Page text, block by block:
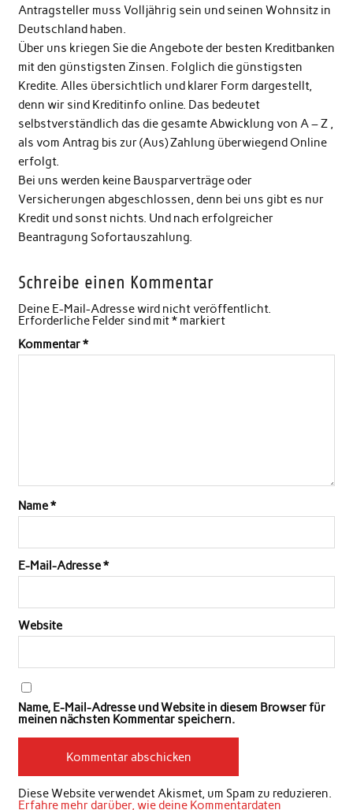
Antragsteller muss Volljährig sein und seinen Wohnsitz in
Deutschland haben.
Über uns kriegen Sie die Angebote der besten Kreditbanken
mit den günstigsten Zinsen. Folglich die günstigsten
Kredite. Alles übersichtlich und klarer Form dargestellt,
denn wir sind Kreditinfo online. Das bedeutet
selbstverständlich das die gesamte Abwicklung von A – Z ,
als vom Antrag bis zur (Aus) Zahlung überwiegend Online
erfolgt.
Bei uns werden keine Bausparverträge oder
Versicherungen abgeschlossen, denn bei uns gibt es nur
Kredit und sonst nichts. Und nach erfolgreicher
Beantragung Sofortauszahlung.
Schreibe einen Kommentar
Deine E-Mail-Adresse wird nicht veröffentlicht.
Erforderliche Felder sind mit*markiert
Kommentar*
Name*
E-Mail-Adresse*
Website
Name, E-Mail-Adresse und Website in diesem Browser für
meinen nächsten Kommentar speichern.
Diese Website verwendet Akismet, um Spam zu reduzieren.
Erfahre mehr darüber, wie deine Kommentardaten